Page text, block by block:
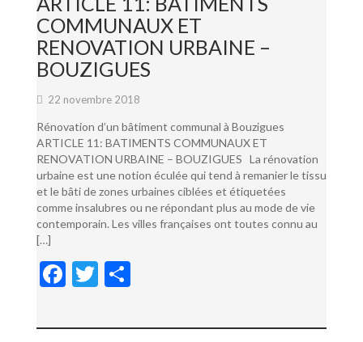
COMMUNAUX ET
RENOVATION URBAINE –
BOUZIGUES
22 novembre 2018
Rénovation d’un bâtiment communal à Bouzigues
ARTICLE 11: BATIMENTS COMMUNAUX ET
RENOVATION URBAINE – BOUZIGUES La rénovation
urbaine est une notion éculée qui tend à remanier le tissu
et le bâti de zones urbaines ciblées et étiquetées
comme insalubres ou ne répondant plus au mode de vie
contemporain. Les villes françaises ont toutes connu au
[…]
F
e
T
itt ta